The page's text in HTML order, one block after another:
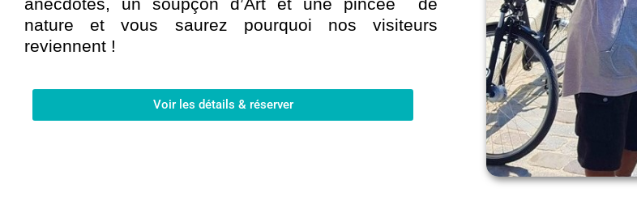
anecdotes, un soupçon d’Art et une pincée de
nature et vous saurez pourquoi nos visiteurs
reviennent !
Voir les détails & réserver